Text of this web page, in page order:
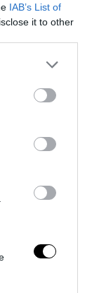
IAB’s List of
it to other
more Google
may click to
party tags to
below Google
του